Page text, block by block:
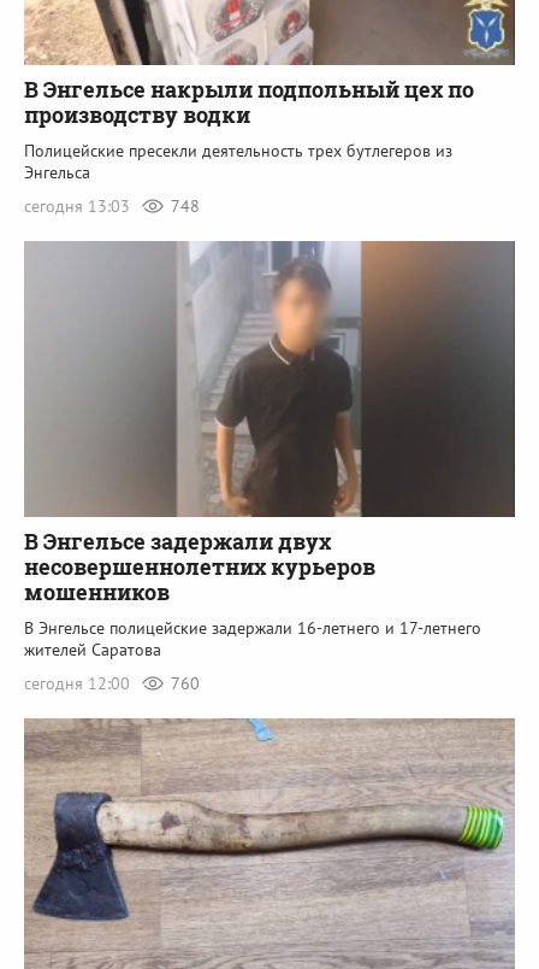
В Энгельсе накрыли подпольный цех по
производству водки
Полицейские пресекли деятельность трех бутлегеров из
Энгельса
сегодня 13:03
748
В Энгельсе задержали двух
несовершеннолетних курьеров
мошенников
В Энгельсе полицейские задержали 16-летнего и 17-летнего
жителей Саратова
сегодня 12:00
760